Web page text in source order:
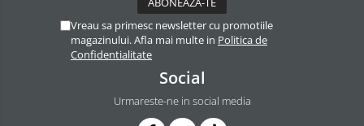
Vreau sa primesc newsletter cu promotiile
magazinului. Afla mai multe in Politica de
Confidentialitate
Social
Urmareste-ne in social media